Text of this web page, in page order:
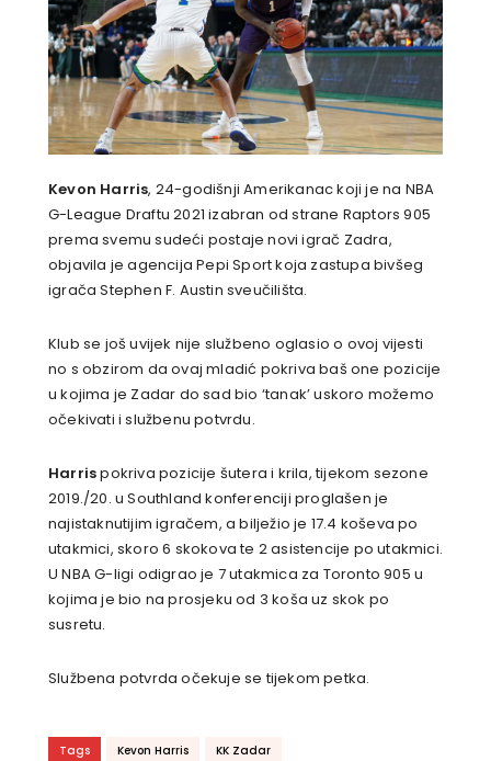
Kevon Harris, 24-godišnji Amerikanac koji je na NBA
G-League Draftu 2021 izabran od strane Raptors 905
prema svemu sudeći postaje novi igrač Zadra,
objavila je agencija Pepi Sport koja zastupa bivšeg
igrača Stephen F. Austin sveučilišta.
Klub se još uvijek nije službeno oglasio o ovoj vijesti
no s obzirom da ovaj mladić pokriva baš one pozicije
u kojima je Zadar do sad bio ‘tanak’ uskoro možemo
očekivati i službenu potvrdu.
Harrispokriva pozicije šutera i krila, tijekom sezone
2019./20. u Southland konferenciji proglašen je
najistaknutijim igračem, a bilježio je 17.4 koševa po
utakmici, skoro 6 skokova te 2 asistencije po utakmici.
U NBA G-ligi odigrao je 7 utakmica za Toronto 905 u
kojima je bio na prosjeku od 3 koša uz skok po
susretu.
Službena potvrda očekuje se tijekom petka.
Tags Kevon Harris KK Zadar